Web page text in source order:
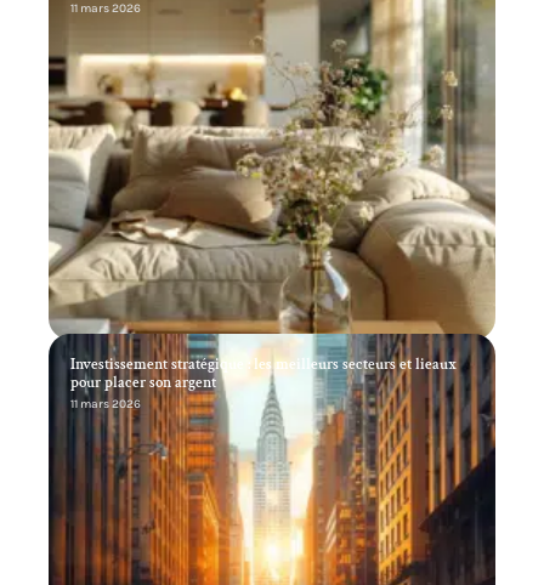
11 mars 2026
Investissement stratégique : les meilleurs secteurs et lieaux
pour placer son argent
11 mars 2026